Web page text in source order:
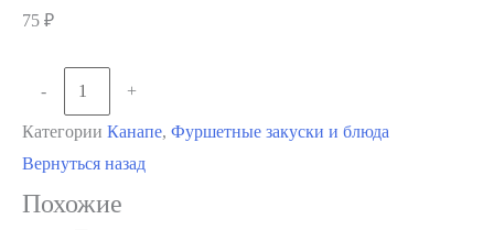
75 ₽
-
Количество
товара
Канапе
"Черное
-
+
Категории Канапе, Фуршетные закуски и блюда
Вернуться назад
Похожие